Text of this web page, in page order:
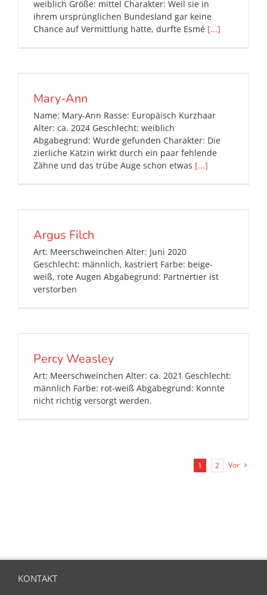
weiblich Größe: mittel Charakter: Weil sie in
ihrem ursprünglichen Bundesland gar keine
Chance auf Vermittlung hatte, durfte Esmé [...]
Mary-Ann
Name: Mary-Ann Rasse: Europäisch Kurzhaar
Alter: ca. 2024 Geschlecht: weiblich
Abgabegrund: Wurde gefunden Charakter: Die
zierliche Kätzin wirkt durch ein paar fehlende
Zähne und das trübe Auge schon etwas [...]
Argus Filch
Art: Meerschweinchen Alter: Juni 2020
Geschlecht: männlich, kastriert Farbe: beige-
weiß, rote Augen Abgabegrund: Partnertier ist
verstorben
Percy Weasley
Art: Meerschweinchen Alter: ca. 2021 Geschlecht:
männlich Farbe: rot-weiß Abgabegrund: Konnte
nicht richtig versorgt werden.
1 2 Vor
KONTAKT